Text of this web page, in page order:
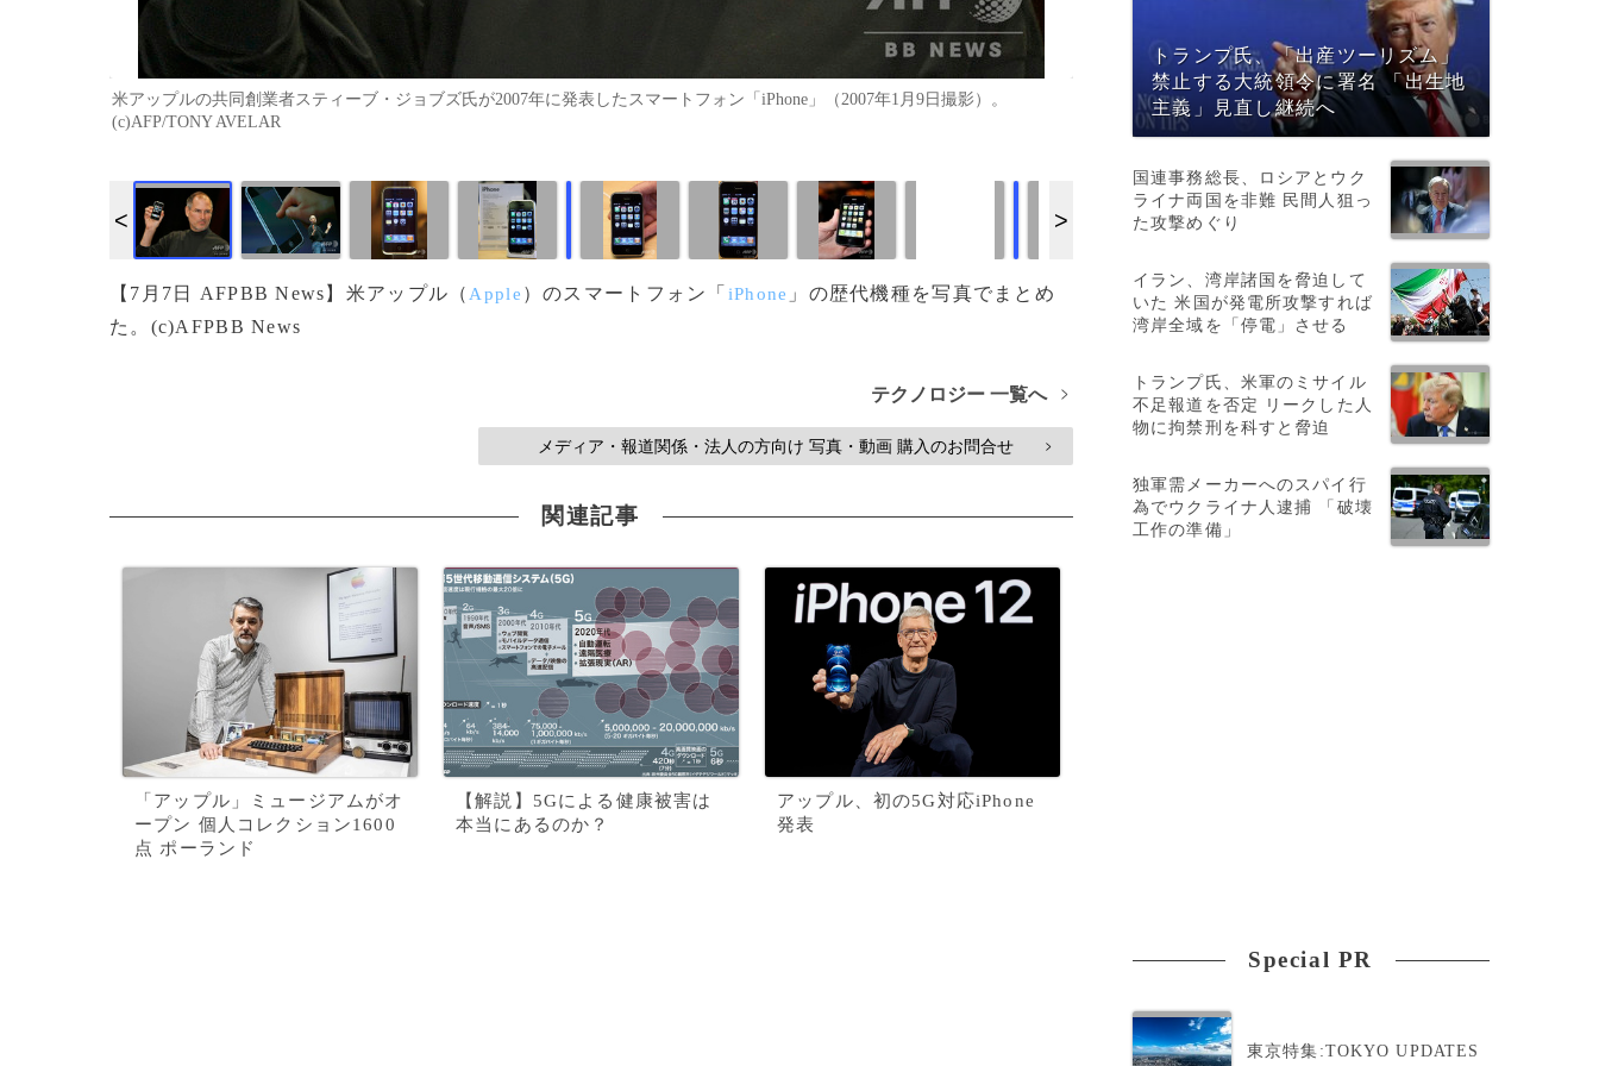
米アップルの共同創業者スティーブ・ジョブズ氏が2007年に発表したスマートフォン「iPhone」（2007年1月9日撮影）。
(c)AFP/TONY AVELAR
画像作成中 画像作成中 画像作成中 画像作成中
【7月7日 AFPBB News】米アップル（ Apple ）のスマートフォン「 iPhone 」の歴代機種を写真でまとめ
た。(c)AFPBB News
テクノロジー 一覧へ >
メディア・報道関係・法人の方向け 写真・動画 購入のお問合せ >
関連記事
「アップル」ミュージアムがオ
ープン 個人コレクション1600
点 ポーランド
【解説】5Gによる健康被害は
本当にあるのか？
アップル、初の5G対応iPhone
発表
トランプ氏、「出産ツーリズム」
禁止する大統領令に署名 「出生地
主義」見直し継続へ
国連事務総長、ロシアとウク
ライナ両国を非難 民間人狙っ
た攻撃めぐり
イラン、湾岸諸国を脅迫して
いた 米国が発電所攻撃すれば
湾岸全域を「停電」させる
トランプ氏、米軍のミサイル
不足報道を否定 リークした人
物に拘禁刑を科すと脅迫
独軍需メーカーへのスパイ行
為でウクライナ人逮捕 「破壊
工作の準備」
Special PR
東京特集:TOKYO UPDATES